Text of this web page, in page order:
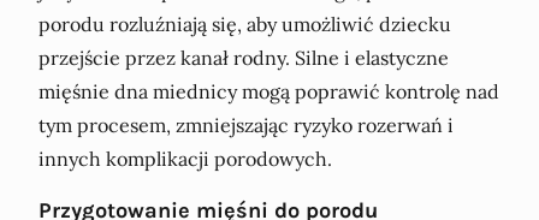
porodu rozluźniają się, aby umożliwić dziecku
przejście przez kanał rodny. Silne i elastyczne
mięśnie dna miednicy mogą poprawić kontrolę nad
tym procesem, zmniejszając ryzyko rozerwań i
innych komplikacji porodowych.
Przygotowanie mięśni do porodu